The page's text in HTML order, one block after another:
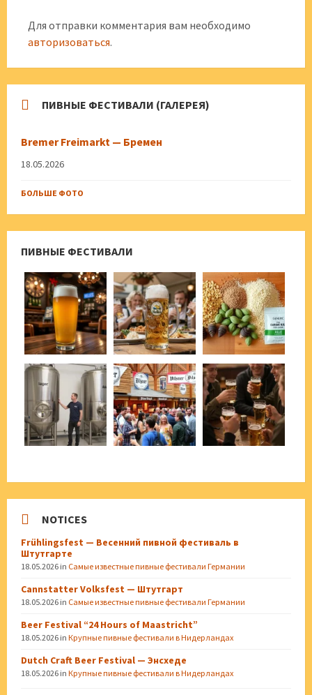
Для отправки комментария вам необходимо
авторизоваться.
ПИВНЫЕ ФЕСТИВАЛИ (ГАЛЕРЕЯ)
Bremer Freimarkt — Бремен
18.05.2026
БОЛЬШЕ ФОТО
ПИВНЫЕ ФЕСТИВАЛИ
NOTICES
Frühlingsfest — Весенний пивной фестиваль в
Штутгарте
18.05.2026 in Самые известные пивные фестивали Германии
Cannstatter Volksfest — Штутгарт
18.05.2026 in Самые известные пивные фестивали Германии
Beer Festival “24 Hours of Maastricht”
18.05.2026 in Крупные пивные фестивали в Нидерландах
Dutch Craft Beer Festival — Энсхеде
18.05.2026 in Крупные пивные фестивали в Нидерландах